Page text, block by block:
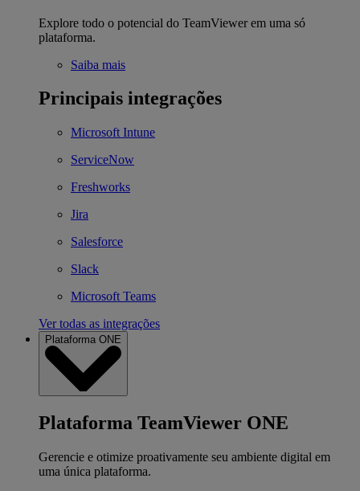
Explore todo o potencial do TeamViewer em uma só
plataforma.
Saiba mais
Principais integrações
Microsoft Intune
ServiceNow
Freshworks
Jira
Salesforce
Slack
Microsoft Teams
Ver todas as integrações
Plataforma ONE
Plataforma TeamViewer ONE
Gerencie e otimize proativamente seu ambiente digital em
uma única plataforma.